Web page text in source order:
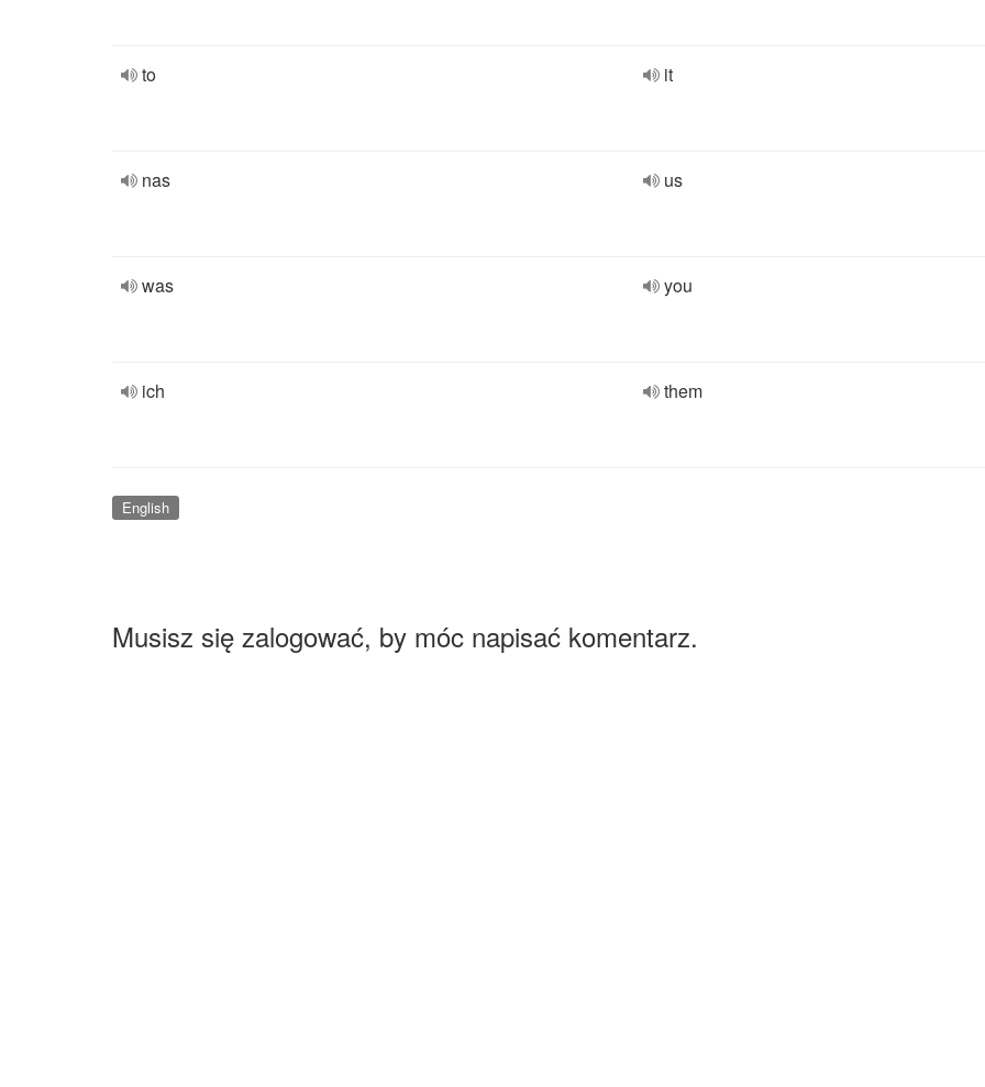
to it
nas us
was you
ich them
English
Musisz się zalogować, by móc napisać komentarz.